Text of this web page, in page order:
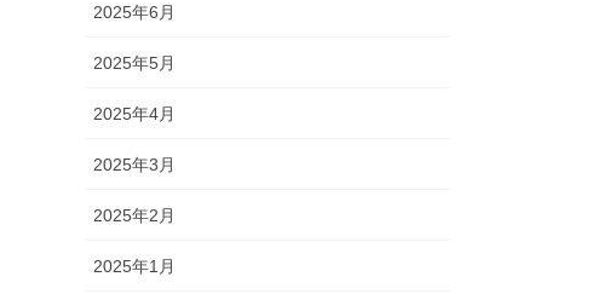
2025年6月
2025年5月
2025年4月
2025年3月
2025年2月
2025年1月